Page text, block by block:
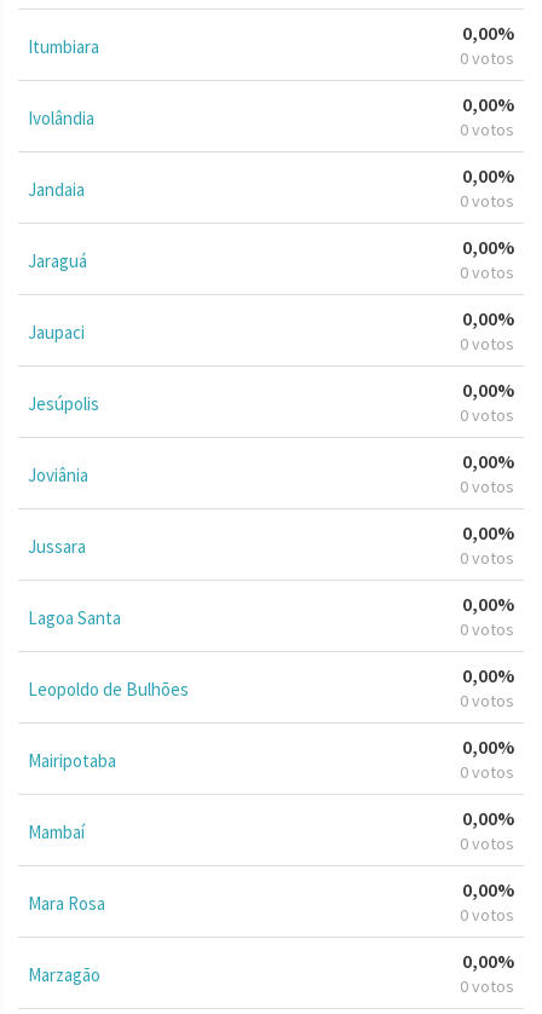
Itumbiara
0,00%
0 votos
Ivolândia
0,00%
0 votos
Jandaia
0,00%
0 votos
Jaraguá
0,00%
0 votos
Jaupaci
0,00%
0 votos
Jesúpolis
0,00%
0 votos
Joviânia
0,00%
0 votos
Jussara
0,00%
0 votos
Lagoa Santa
0,00%
0 votos
Leopoldo de Bulhões
0,00%
0 votos
Mairipotaba
0,00%
0 votos
Mambaí
0,00%
0 votos
Mara Rosa
0,00%
0 votos
Marzagão
0,00%
0 votos